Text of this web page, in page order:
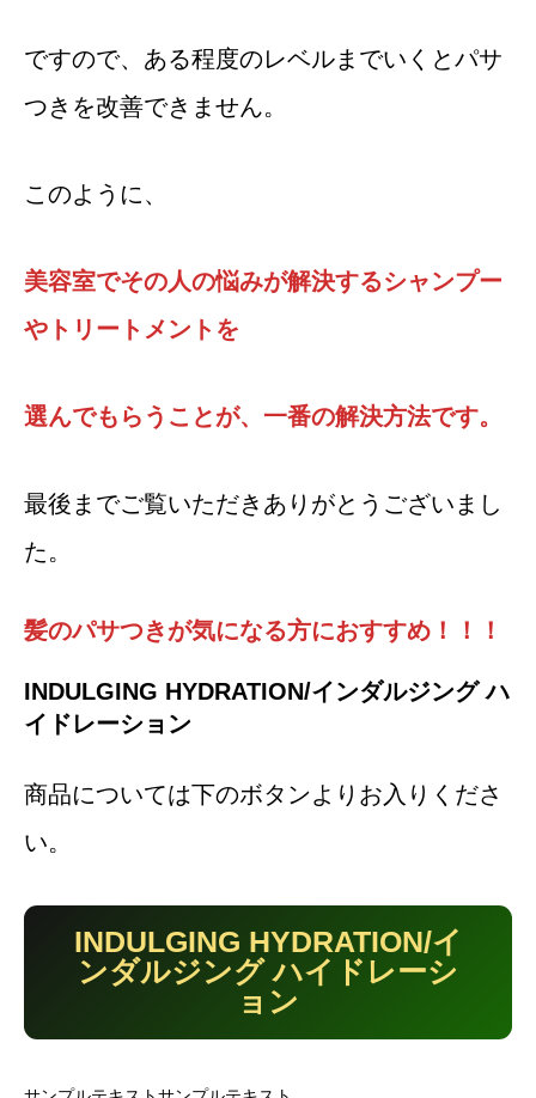
ですので、ある程度のレベルまでいくとパサ
つきを改善できません。
このように、
美容室でその人の悩みが解決するシャンプー
やトリートメントを
選んでもらうことが、一番の解決方法です。
最後までご覧いただきありがとうございまし
た。
髪のパサつきが気になる方におすすめ ！！！
INDULGING HYDRATION/インダルジング ハ
イドレーション
商品については下のボタンよりお入りくださ
い。
INDULGING HYDRATION/イ
ンダルジング ハイドレーシ
ョン